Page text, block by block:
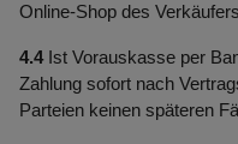
Online-Shop des
4.4Ist Vorauskasse per
Zahlung sofort nach
Parteien keinen späteren